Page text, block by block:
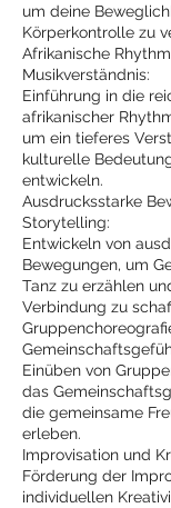
um deine
Körperkontrolle zu
Afrikanische
Musikverständnis:
Einführung in die
afrikanischer
um ein tieferes
kulturelle
entwickeln.
Ausdrucksstarke
Storytelling:
Entwickeln von
Bewegungen, um
Tanz zu erzählen
Verbindung zu
Einüben von
das
die gemeinsame
erleben.
Improvisation und
Förderung der
individuellen